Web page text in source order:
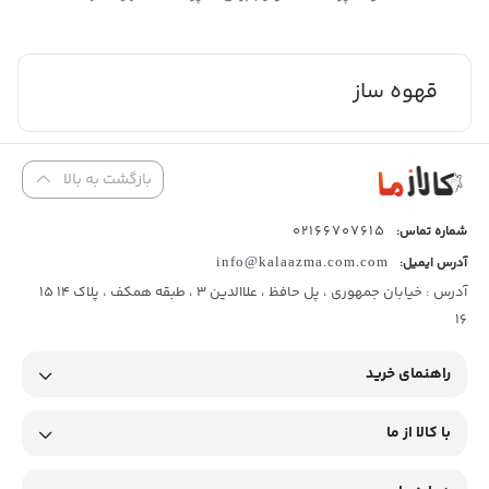
قهوه ساز
بازگشت به بالا
شماره تماس: 02166707615
آدرس ایمیل: info@kalaazma.com.com
آدرس : خیابان جمهوری ، پل حافظ ، علاالدین 3 ، طبقه همکف ، پلاک 14 15
16
راهنمای خرید
با کالا از ما